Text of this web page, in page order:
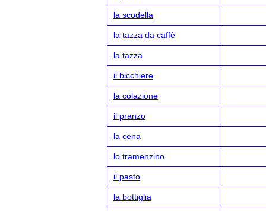
la scodella
la tazza da caffè
la tazza
il bicchiere
la colazione
il pranzo
la cena
lo tramenzino
il pasto
la bottiglia